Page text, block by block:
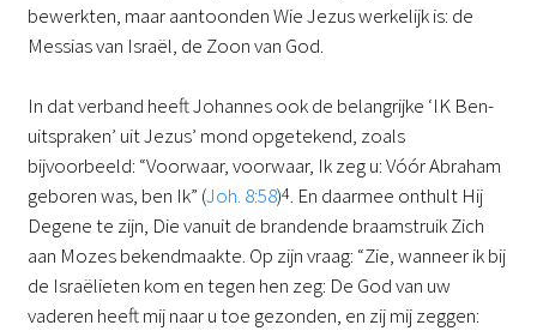
bewerkten, maar aantoonden Wie Jezus werkelijk is: de
Messias van Israël, de Zoon van God.
In dat verband heeft Johannes ook de belangrijke ‘IK Ben-
uitspraken’ uit Jezus’ mond opgetekend, zoals
bijvoorbeeld: “Voorwaar, voorwaar, Ik zeg u: Vóór Abraham
geboren was, ben Ik” (Joh. 8:58)4. En daarmee onthult Hij
Degene te zijn, Die vanuit de brandende braamstruik Zich
aan Mozes bekendmaakte. Op zijn vraag: “Zie, wanneer ik bij
de Israëlieten kom en tegen hen zeg: De God van uw
vaderen heeft mij naar u toe gezonden, en zij mij zeggen: